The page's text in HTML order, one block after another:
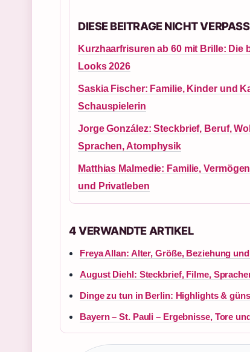
DIESE BEITRAGE NICHT
Kurzhaarfrisuren ab 60 mit Brille: Die
Looks 2026
Saskia Fischer: Familie, Kinder und
Schauspielerin
Jorge González: Steckbrief, Beruf,
Sprachen, Atomphysik
Matthias Malmedie: Familie,
und Privatleben
4 VERWANDTE ARTIKEL
Freya Allan: Alter, Größe, Beziehung
August Diehl: Steckbrief, Filme,
Dinge zu tun in Berlin: Highlights &
Bayern – St. Pauli – Ergebnisse, Tore